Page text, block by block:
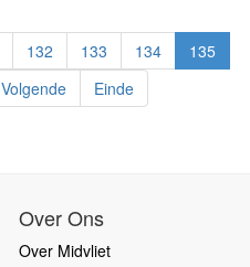
132 133 134
135
Volgende Einde
Over Ons
Over Midvliet